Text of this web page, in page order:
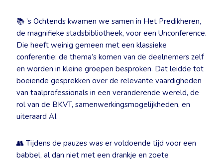
📚 ’s Ochtends kwamen we samen in Het Predikheren,
de magnifieke stadsbibliotheek, voor een Unconference.
Die heeft weinig gemeen met een klassieke
conferentie: de thema’s komen van de deelnemers zelf
en worden in kleine groepen besproken. Dat leidde tot
boeiende gesprekken over de relevante vaardigheden
van taalprofessionals in een veranderende wereld, de
rol van de BKVT, samenwerkingsmogelijkheden, en
uiteraard AI.
👥 Tijdens de pauzes was er voldoende tijd voor een
babbel, al dan niet met een drankje en zoete